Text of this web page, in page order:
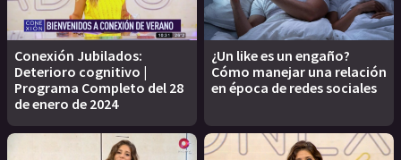
Conexión Jubilados:
Deterioro cognitivo |
Programa Completo del 28
de enero de 2024
¿Un like es un engaño?
Cómo manejar una relación
en época de redes sociales